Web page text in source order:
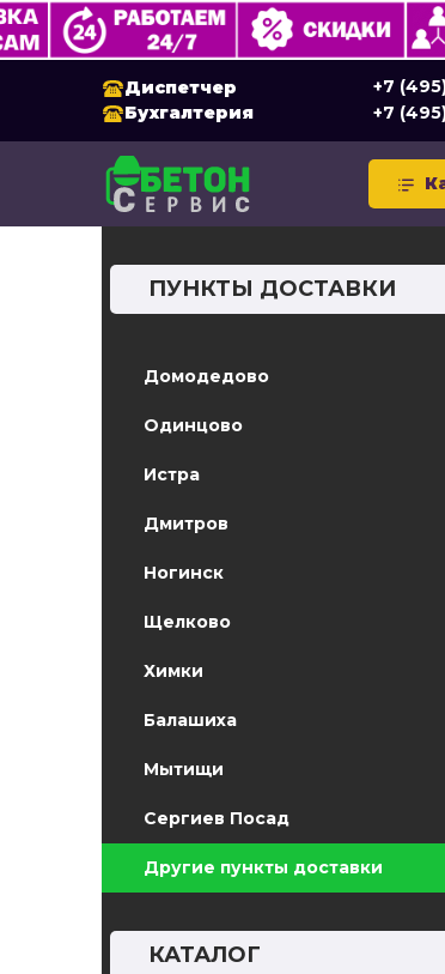
Диспетчер
Бухгалтерия
+7
+7
ПУНКТЫ ДОСТАВКИ
Домодедово
Одинцово
Истра
Дмитров
Ногинск
Щелково
Химки
Балашиха
Мытищи
Сергиев Посад
Другие пункты доставки
КАТАЛОГ